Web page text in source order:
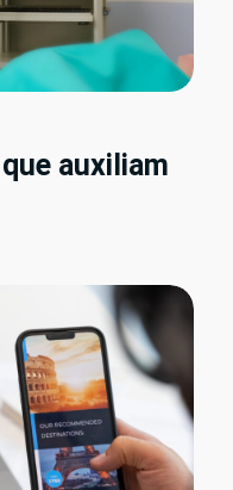
auxiliam